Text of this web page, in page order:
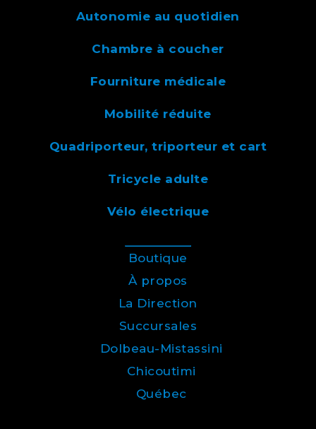
Autonomie au quotidien
Chambre à coucher
Fourniture médicale
Mobilité réduite
Quadriporteur, triporteur et cart
Tricycle adulte
Vélo électrique
Boutique
À propos
La Direction
Succursales
Dolbeau-Mistassini
Chicoutimi
Québec